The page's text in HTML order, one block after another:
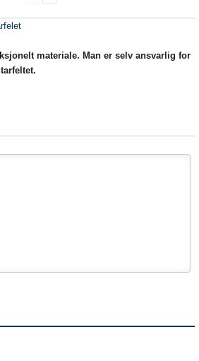
materiale. Man er selv ansvarlig for